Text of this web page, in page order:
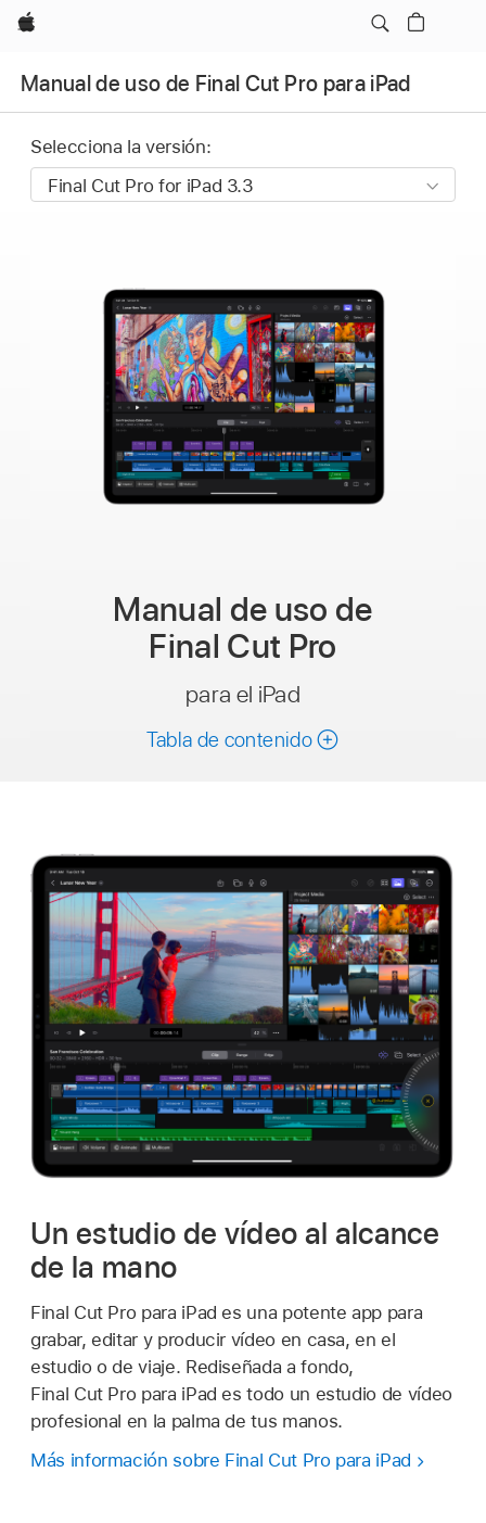
Apple
Manual de uso de Final Cut Pro para iPad
Selecciona la versión:
Manual de uso de
Final Cut Pro
para el iPad
Tabla de contenido
Un estudio de vídeo al alcance
de la mano
Final Cut Pro para iPad es una potente app para
grabar, editar y producir vídeo en casa, en el
estudio o de viaje. Rediseñada a fondo,
Final Cut Pro para iPad es todo un estudio de vídeo
profesional en la palma de tus manos.
Más información sobre Final Cut Pro para iPad